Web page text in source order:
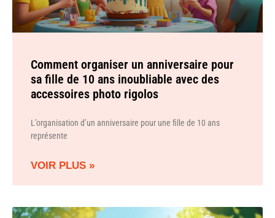
Comment organiser un anniversaire pour
sa fille de 10 ans inoubliable avec des
accessoires photo rigolos
L’organisation d’un anniversaire pour une fille de 10 ans
représente
VOIR PLUS »